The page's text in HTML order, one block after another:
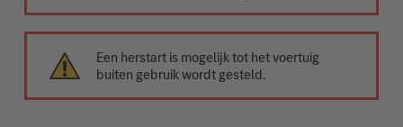
Een herstart is mogelijk tot het voertuig
buiten gebruik wordt gesteld.